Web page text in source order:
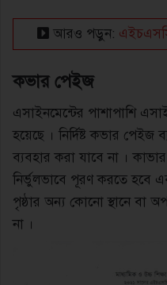
আরও পড়ুন:
কভার পেইজ
এসাইনমেন্টের পাশাপাশি
হয়েছে । নির্দিষ্ট কভার
ব্যবহার করা যাবে না ।
নির্ভুলভাবে পূরণ করতে হবে
পৃষ্ঠার অন্য কোনাে স্থানে বা
না ।